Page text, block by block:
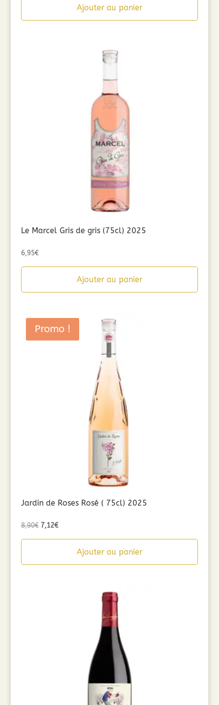
Ajouter au panier
Le Marcel Gris de gris (75cl) 2025
6,95€
Ajouter au panier
Promo !
Jardin de Roses Rosé ( 75cl) 2025
8,90€ Le
7,12€Le
Ajouter au panier